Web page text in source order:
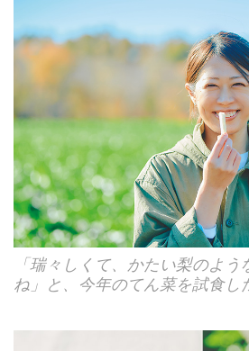
「瑞々しくて、かたい梨のよ
ね」と、今年のてん菜を試食し